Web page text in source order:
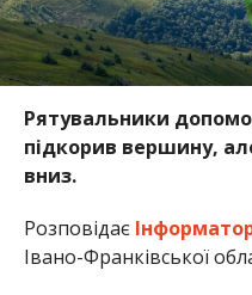
Рятувальники
підкорив вершину,
вниз.
Розповідає
Івано-Франківської